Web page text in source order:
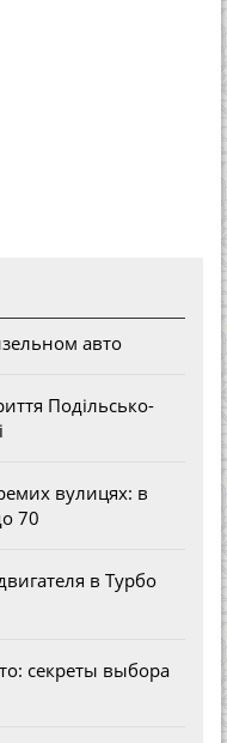
авто
Подільсько-
вулицях: в
70
в Турбо
секреты выбора